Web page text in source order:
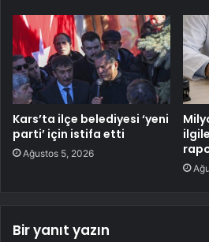
Kars’ta ilçe belediyesi ‘yeni
parti’ için istifa etti
Ağustos 5, 2026
Bir yanıt yazın